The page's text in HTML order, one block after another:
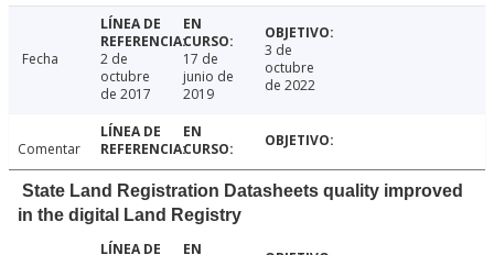
Fecha
2 de
octubre
de 2017
17 de
junio de
2019
3 de
octubre
de 2022
Comentar
State Land Registration Datasheets quality improved
in the digital Land Registry